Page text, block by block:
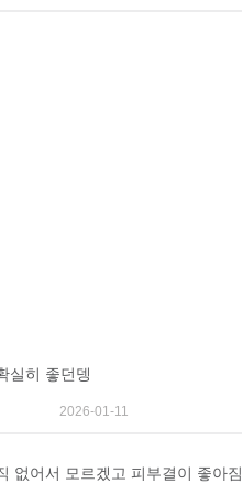
실히 좋던뎅
2026-01-11
없어서 모르겠고 피부결이 좋아짐